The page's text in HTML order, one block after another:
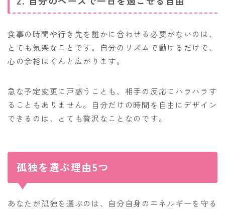
食事の時間や行き先を誰かに合わせる必要がないのは、
とても気楽なことです。自分のリズムで動けるだけで、
心の余裕はぐんと広がります。
急な予定変更に戸惑うことも、相手の反応にハラハラす
ることもありません。自分だけの時間を自由にデザイン
できるのは、とても贅沢なことなのです。
孤独を選ぶ理由5つ
あなたが孤独を選ぶのは、自分自身のエネルギーを守る